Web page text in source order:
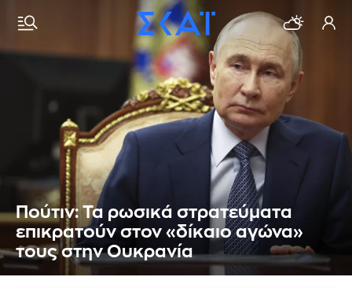
Πούτιν: Τα ρωσικά στρατεύματα
επικρατούν στον «δίκαιο αγώνα»
τους στην Ουκρανία